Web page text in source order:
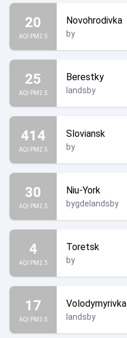
20
AQI PM2.5
Novohrodivka
by
25
AQI PM2.5
Berestky
landsby
414
AQI PM2.5
Sloviansk
by
30
AQI PM2.5
Niu-York
bygdelandsby
4
AQI PM2.5
Toretsk
by
17
AQI PM2.5
Volodymyrivka
landsby